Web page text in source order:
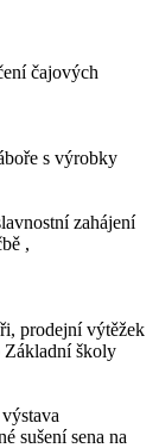
čajových
s výrobky
zahájení
,
prodejní výtěžek
Základní školy
sušení sena na